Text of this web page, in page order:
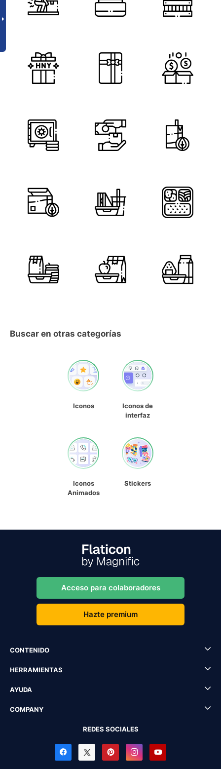
Buscar en otras categorías
Iconos
Iconos de
interfaz
Iconos
Animados
Stickers
Acceso para colaboradores
Hazte premium
CONTENIDO
HERRAMIENTAS
AYUDA
COMPANY
REDES SOCIALES